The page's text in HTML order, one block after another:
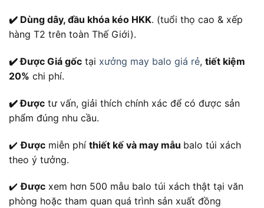
✔️ Dùng dây, đầu khóa kéo HKK. (tuổi thọ cao & xếp
hàng T2 trên toàn Thế Giới).
✔️ Được Giá gốc tại xưởng may balo giá rẻ, tiết kiệm
20% chi phí.
✔️ Được tư vấn, giải thích chính xác để có được sản
phẩm đúng nhu cầu.
✔️Được miễn phí thiết kế và may mẫu balo túi xách
theo ý tưởng.
✔️Được xem hơn 500 mẫu balo túi xách thật tại văn
phòng hoặc tham quan quá trình sản xuất đồng